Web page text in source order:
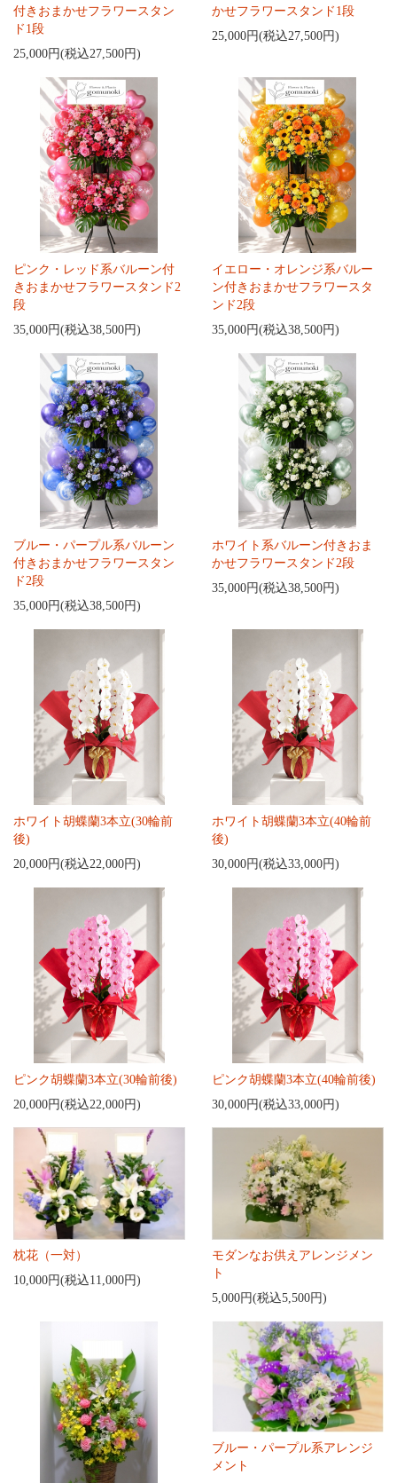
付きおまかせフラワースタン
ド1段
25,000円(税込27,500円)
かせフラワースタンド1段
25,000円(税込27,500円)
ピンク・レッド系バルーン付
きおまかせフラワースタンド2
段
35,000円(税込38,500円)
イエロー・オレンジ系バルー
ン付きおまかせフラワースタ
ンド2段
35,000円(税込38,500円)
ブルー・パープル系バルーン
付きおまかせフラワースタン
ド2段
35,000円(税込38,500円)
ホワイト系バルーン付きおま
かせフラワースタンド2段
35,000円(税込38,500円)
ホワイト胡蝶蘭3本立(30輪前
後)
20,000円(税込22,000円)
ホワイト胡蝶蘭3本立(40輪前
後)
30,000円(税込33,000円)
ピンク胡蝶蘭3本立(30輪前後)
20,000円(税込22,000円)
ピンク胡蝶蘭3本立(40輪前後)
30,000円(税込33,000円)
枕花（一対）
10,000円(税込11,000円)
モダンなお供えアレンジメン
ト
5,000円(税込5,500円)
ブルー・パープル系アレンジ
メント